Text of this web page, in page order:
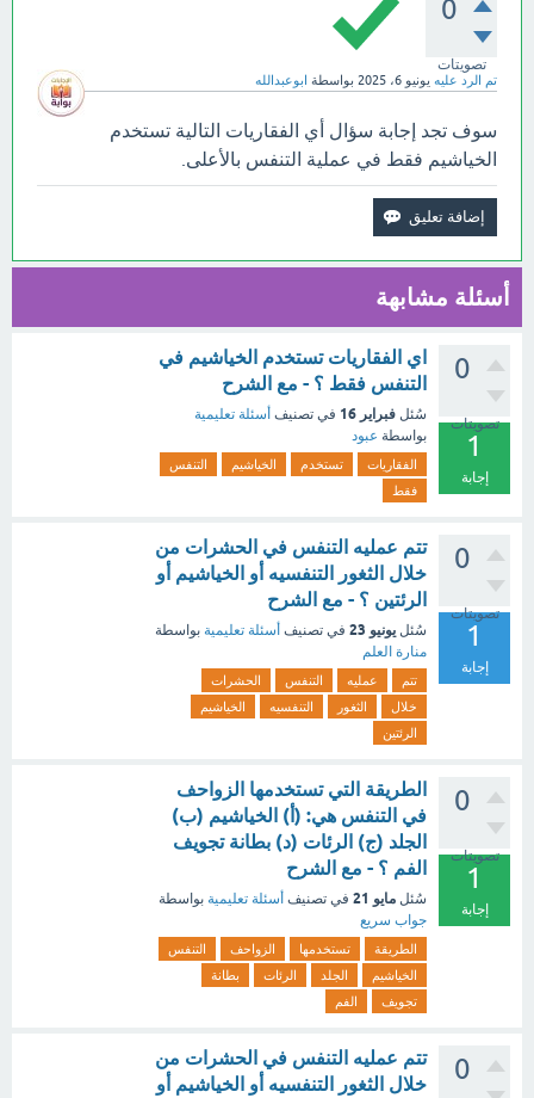
0
تصويتات
تم الرد عليه يونيو 6، 2025 بواسطة ابوعبدالله
سوف تجد إجابة سؤال أي الفقاريات التالية تستخدم
الخياشيم فقط في عملية التنفس بالأعلى.
أسئلة مشابهة
0
تصويتات
1
إجابة
اي الفقاريات تستخدم الخياشيم في
التنفس فقط ؟ - مع الشرح
سُئل فبراير 16 في تصنيف أسئلة تعليمية
بواسطة عبود
الفقاريات تستخدم الخياشيم
التنفس
فقط
0
تصويتات
1
إجابة
تتم عمليه التنفس في الحشرات من
خلال الثغور التنفسيه أو الخياشيم أو
الرئتين ؟ - مع الشرح
سُئل يونيو 23 في تصنيف أسئلة تعليمية بواسطة
منارة العلم
تتم عمليه التنفس
الحشرات
خلال
الثغور التنفسيه
الخياشيم
الرئتين
0
تصويتات
1
إجابة
الطريقة التي تستخدمها الزواحف
في التنفس هي: (أ) الخياشيم (ب)
الجلد (ج) الرئات (د) بطانة تجويف
الفم ؟ - مع الشرح
سُئل مايو 21 في تصنيف أسئلة تعليمية بواسطة
جواب سريع
الطريقة تستخدمها الزواحف
التنفس
الخياشيم
الجلد الرئات
بطانة
تجويف
الفم
0
تتم عمليه التنفس في الحشرات من
خلال الثغور التنفسيه أو الخياشيم أو